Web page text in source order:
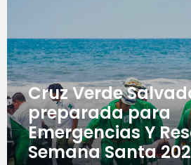
Cruz Verde
preparada para
Emergencias Y
Semana Santa